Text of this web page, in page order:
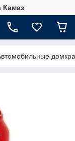
Камаз